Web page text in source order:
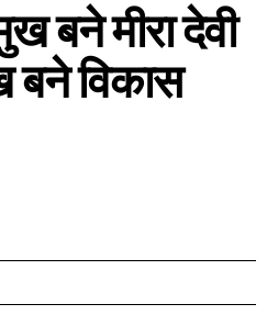
बने मीरा देवी
बने विकास